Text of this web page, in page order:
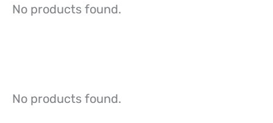
No products found.
No products found.